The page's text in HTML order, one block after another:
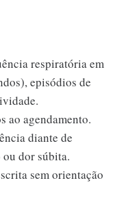
respiratória em
episódios de
ao agendamento.
diante de
dor súbita.
sem orientação